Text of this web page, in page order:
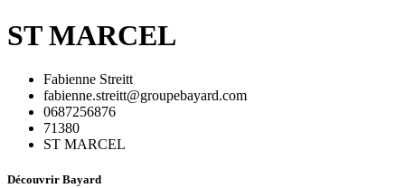
ST MARCEL
Fabienne Streitt
fabienne.streitt@groupebayard.com
0687256876
71380
ST MARCEL
Découvrir Bayard